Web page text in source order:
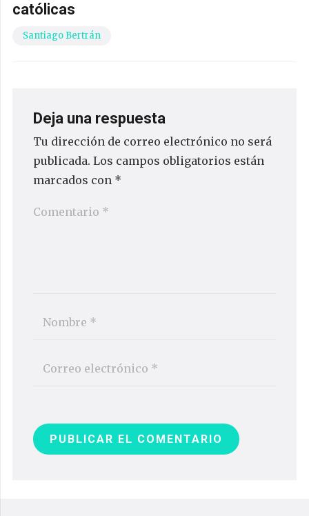
católicas
Santiago Bertrán
Deja una respuesta
Tu dirección de correo electrónico no será
publicada. Los campos obligatorios están
marcados con *
PUBLICAR EL COMENTARIO